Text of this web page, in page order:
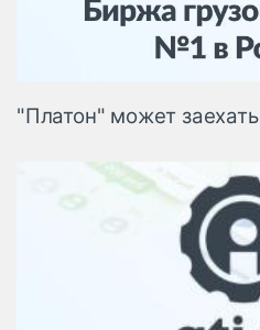
опасные
Таможня и
грузовые
терминалы
транспорт
"Платон" может